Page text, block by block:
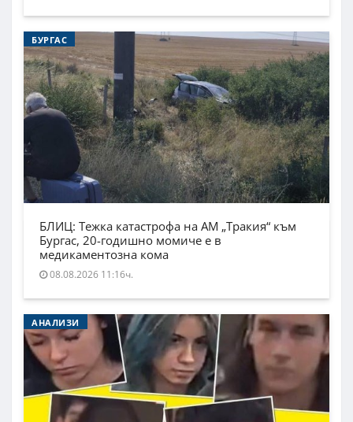
БУРГАС
БЛИЦ: Тежка катастрофа на АМ „Тракия“ към
Бургас, 20-годишно момиче е в
медикаментозна кома
08.08.2026 11:16ч.
АНАЛИЗИ